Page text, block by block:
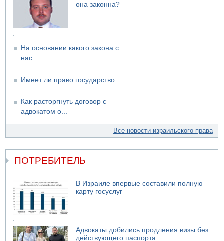
она законна?
На основании какого закона с
нас...
Имеет ли право государство...
Как расторгнуть договор с
адвокатом о...
Все новости израильского права
ПОТРЕБИТЕЛЬ
В Израиле впервые составили полную
карту госуслуг
Адвокаты добились продления визы без
действующего паспорта